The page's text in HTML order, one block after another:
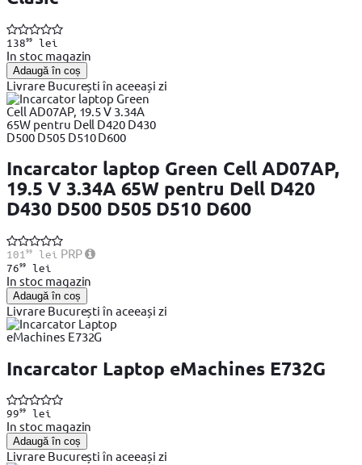
13899lei
In stoc magazin
Adaugă în coș
Livrare București în aceeași zi
Incarcator laptop Green Cell AD07AP,
19.5 V 3.34A 65W pentru Dell D420
D430 D500 D505 D510 D600
101 99lei PRP
7699lei
In stoc magazin
Adaugă în coș
Livrare București în aceeași zi
Incarcator Laptop eMachines E732G
9999lei
In stoc magazin
Adaugă în coș
Livrare București în aceeași zi